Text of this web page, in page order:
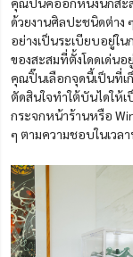
ด้วยงานศิลปะชนิดต่าง
อย่างเป็นระเบียบอยู่ใน
ของสะสมที่ตั้งโดดเด่น
คุณปิ๊นเลือกจุดนี้เป็นที่เ
ตัดสินใจทำใต้บันไดให้
กระจกหน้าร้านหรือ
ๆ ตามความชอบในเวล